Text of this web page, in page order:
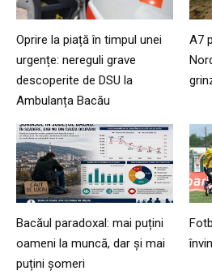
Oprire la piață în timpul unei
urgențe: nereguli grave
descoperite de DSU la
Ambulanța Bacău
A7
Bacăul paradoxal: mai puțini
oameni la muncă, dar și mai
puțini șomeri